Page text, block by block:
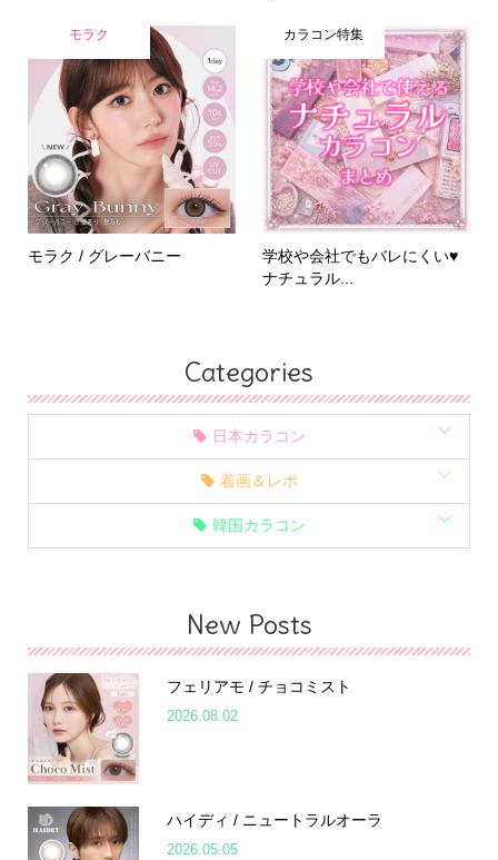
モラク
モラク / グレーバニー
カラコン特集
学校や会社でもバレにくい♥
ナチュラル...
Categories
日本カラコン
着画＆レポ
韓国カラコン
New Posts
フェリアモ / チョコミスト
2026.08.02
ハイディ / ニュートラルオーラ
2026.05.05